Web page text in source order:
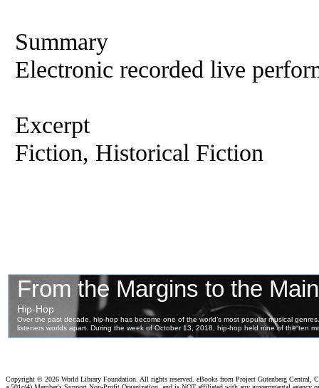
Summary
Electronic recorded live
Excerpt
Fiction, Historical Fiction
Copyright © 2026 World Library Foundation. All rights reserved. eBooks from Project Gutenberg Central,